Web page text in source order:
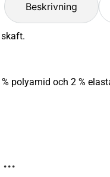
Beskrivning
polyamid och 2 %